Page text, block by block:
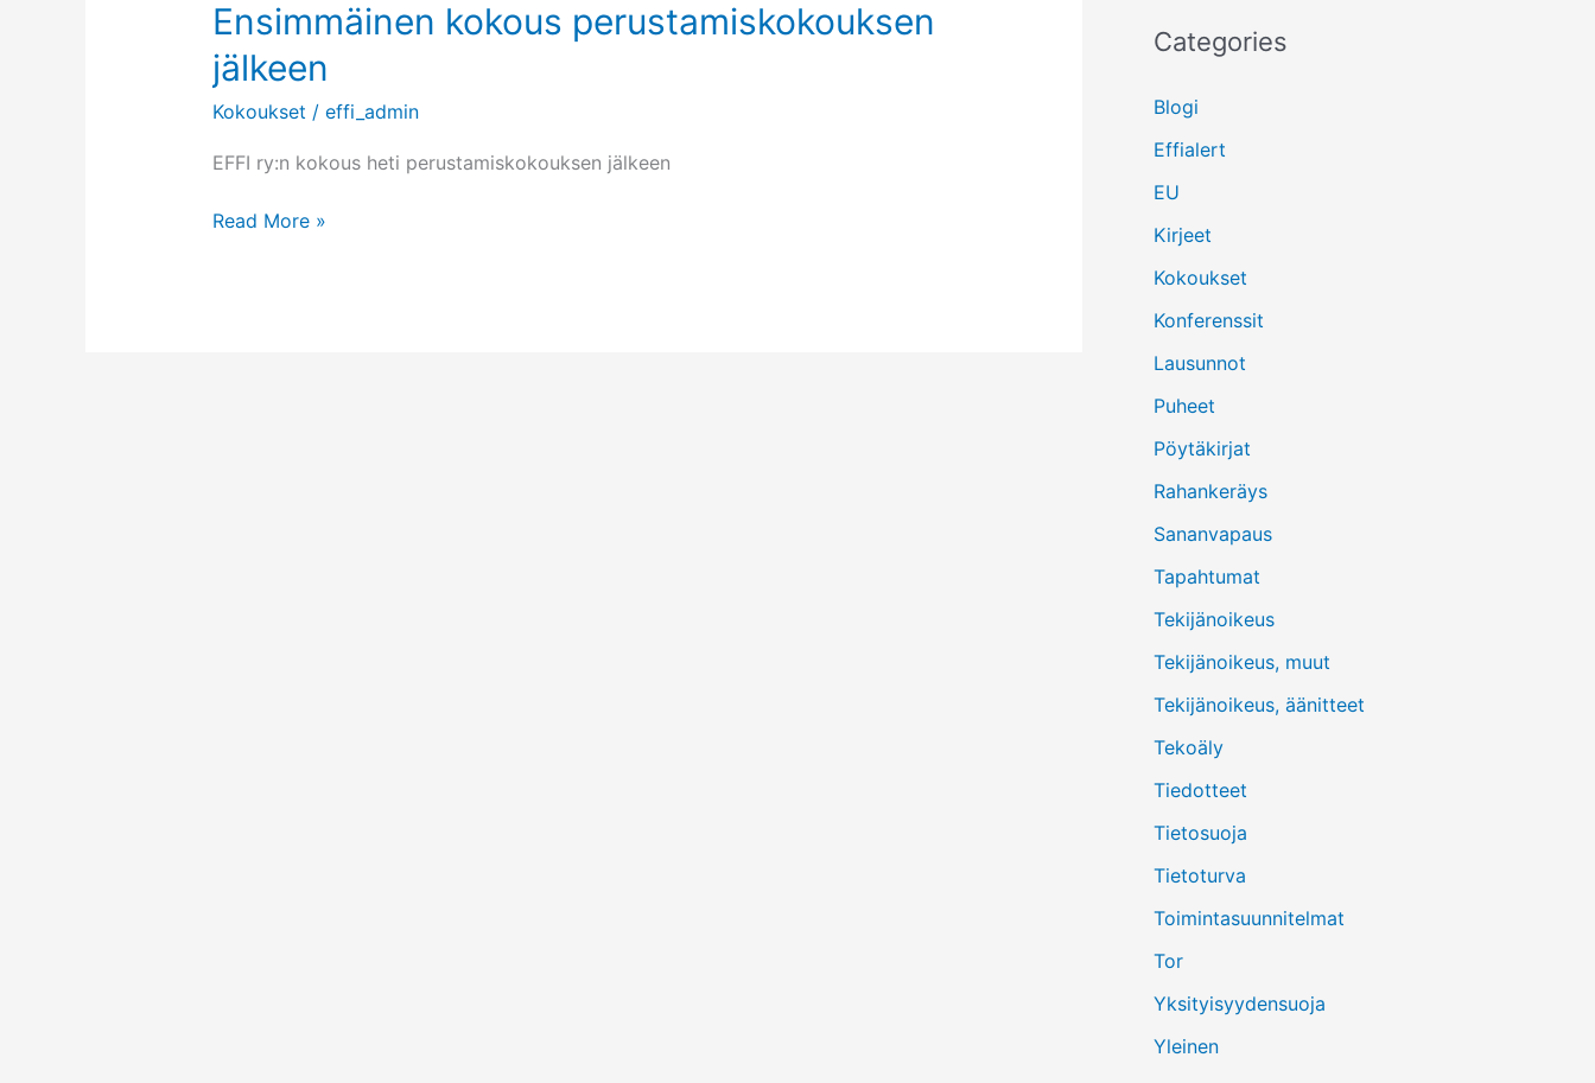
Ensimmäinen kokous perustamiskokouksen
jälkeen
Kokoukset / effi_admin
EFFI ry:n kokous heti perustamiskokouksen jälkeen
Ensimmäinen
Read More »
Categories
Blogi
Effialert
EU
Kirjeet
Kokoukset
Konferenssit
Lausunnot
Puheet
Pöytäkirjat
Rahankeräys
Sananvapaus
Tapahtumat
Tekijänoikeus
Tekijänoikeus, muut
Tekijänoikeus, äänitteet
Tekoäly
Tiedotteet
Tietosuoja
Tietoturva
Toimintasuunnitelmat
Tor
Yksityisyydensuoja
Yleinen